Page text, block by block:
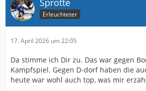
Erleuchteter
17. April 2026 um 22:05
Da stimme ich Dir zu. Das war gegen
Kampfspiel. Gegen D-dorf haben die
heute war wohl auch top, was mir